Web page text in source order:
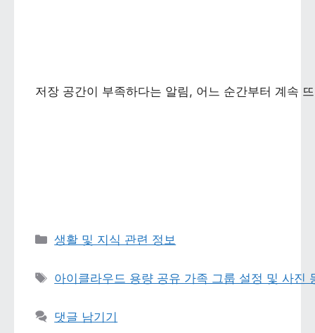
저장 공간이 부족하다는 알림, 어느 순간부터 계속
카테고리
생활 및 지식 관련 정보
태그
아이클라우드 용량 공유 가족 그룹 설정 및 사진
댓글 남기기